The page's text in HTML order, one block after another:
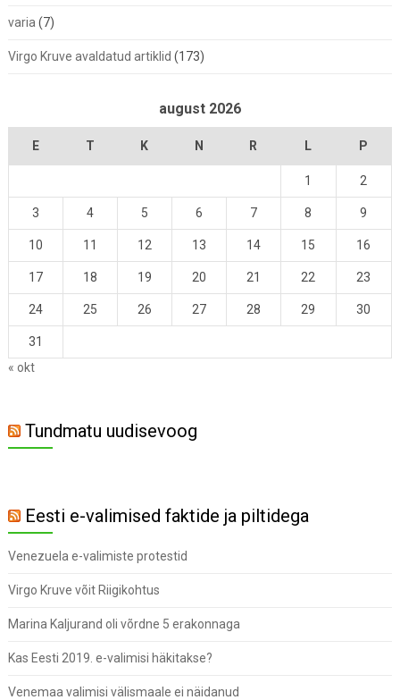
varia (7)
Virgo Kruve avaldatud artiklid (173)
august 2026
E T K N R L P
1 2
3 4 5 6 7 8 9
10 11 12 13 14 15 16
17 18 19 20 21 22 23
24 25 26 27 28 29 30
31
« okt
Tundmatu uudisevoog
Eesti e-valimised faktide ja piltidega
Venezuela e-valimiste protestid
Virgo Kruve võit Riigikohtus
Marina Kaljurand oli võrdne 5 erakonnaga
Kas Eesti 2019. e-valimisi häkitakse?
Venemaa valimisi välismaale ei näidanud